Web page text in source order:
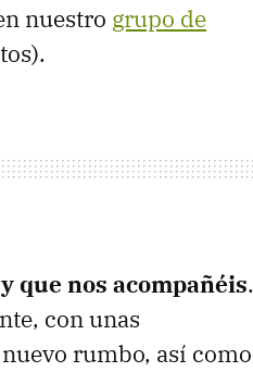
nuestro grupo de
que nos acompañéis.
con unas
rumbo, así como